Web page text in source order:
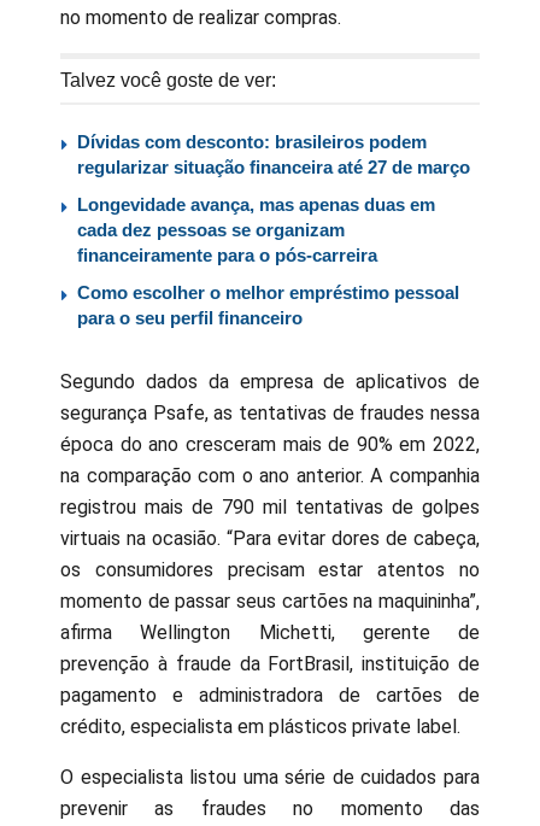
no momento de realizar compras.
Talvez você goste de ver:
Dívidas com desconto: brasileiros podem
regularizar situação financeira até 27 de março
Longevidade avança, mas apenas duas em
cada dez pessoas se organizam
financeiramente para o pós-carreira
Como escolher o melhor empréstimo pessoal
para o seu perfil financeiro
Segundo dados da empresa de aplicativos de
segurança Psafe, as tentativas de fraudes nessa
época do ano cresceram mais de 90% em 2022,
na comparação com o ano anterior. A companhia
registrou mais de 790 mil tentativas de golpes
virtuais na ocasião. “Para evitar dores de cabeça,
os consumidores precisam estar atentos no
momento de passar seus cartões na maquininha”,
afirma Wellington Michetti, gerente de
prevenção à fraude da FortBrasil, instituição de
pagamento e administradora de cartões de
crédito, especialista em plásticos private label.
O especialista listou uma série de cuidados para
prevenir as fraudes no momento das